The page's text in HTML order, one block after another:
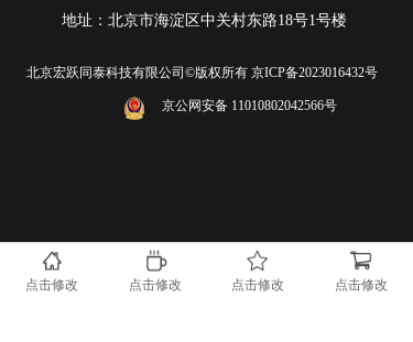
地址：北京市海淀区中关村东路18号1号楼
北京宏跃同泰科技有限公司©版权所有 京ICP备2023016432号
京公网安备 11010802042566号
点击修改 点击修改 点击修改 点击修改